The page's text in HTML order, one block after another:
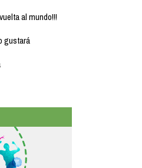
al mundo!!!
gustará